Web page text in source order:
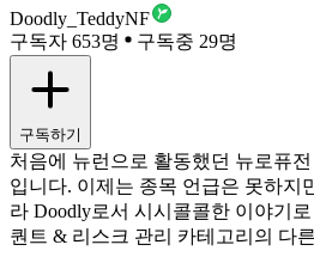
Doodly_TeddyNF
구독자 653명
구독중 29명
구독하기
처음에 뉴런으로 활동했던 뉴로퓨
입니다. 이제는 종목 언급은 못하지
라 Doodly로서 시시콜콜한 이야기
퀀트 & 리스크 관리 카테고리의 다